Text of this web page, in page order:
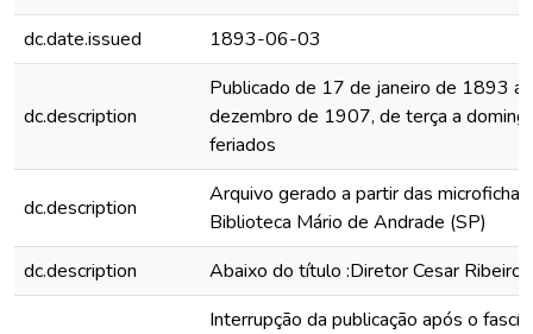
dc.date.issued
1893-06-03
dc.description
Publicado de 17 de janeiro de 1893 a
dezembro de 1907, de terça a
feriados
dc.description
Arquivo gerado a partir das
Biblioteca Mário de Andrade (SP)
dc.description
Abaixo do título :Diretor Cesar Ribeiro
Interrupção da publicação após o